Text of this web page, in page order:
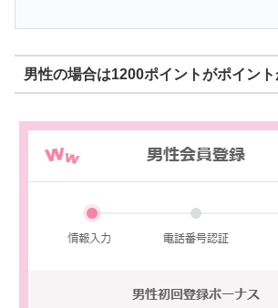
男性の場合は1200ポイントがポイント